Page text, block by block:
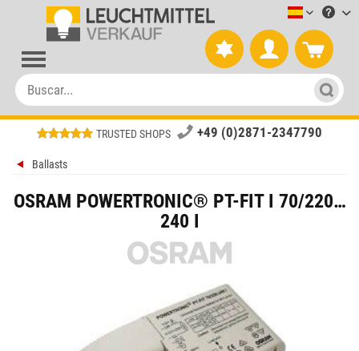
TRUSTED SHOPS +49 (0)2871-2347790
Ballasts
OSRAM POWERTRONIC® PT-FIT I 70/220…
240 I